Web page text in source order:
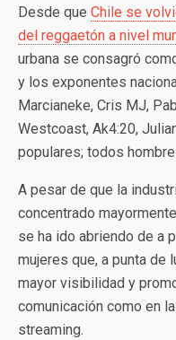
Desde que Chile se
del reggaetón a nivel
urbana se consagró
y los exponentes
Marcianeke, Cris MJ,
Westcoast, Ak4:20,
populares; todos
A pesar de que la
concentrado
se ha ido abriendo de a
mujeres que, a punta de
mayor visibilidad y
comunicación como en
streaming.